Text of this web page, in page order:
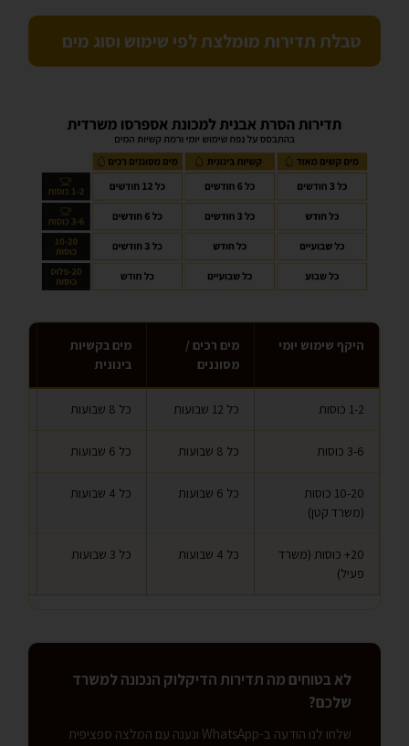
טבלת תדירות מומלצת לפי שימוש וסוג מים
היקף שימוש יומי
מים רכים /
מסוננים
מים בקשיות
בינונית
1-2 כוסות כל 12 שבועות כל 8 שבועות
3-6 כוסות כל 8 שבועות כל 6 שבועות
10-20 כוסות
(משרד קטן)
כל 6 שבועות כל 4 שבועות
20+ כוסות (משרד
פעיל)
כל 4 שבועות כל 3 שבועות
לא בטוחים מה תדירות הדיקלוק הנכונה למשרד
שלכם?
שלחו לנו הודעה ב-WhatsApp ונענה עם המלצה ספציפית